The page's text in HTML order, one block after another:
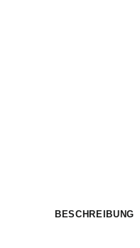
BESCHREIBUNG